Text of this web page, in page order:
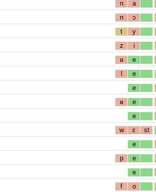
n a
n ɔ
t y
z i
ʁ e
l e
e
ʁ e
e
w ɛ st
e
p e
e
f o